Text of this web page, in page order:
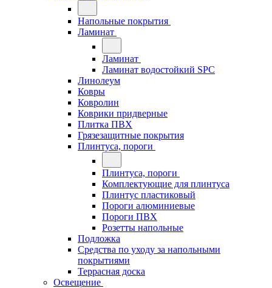
Напольные покрытия
Ламинат
Ламинат
Ламинат водостойкий SPC
Линолеум
Ковры
Ковролин
Коврики придверные
Плитка ПВХ
Грязезащитные покрытия
Плинтуса, пороги
Плинтуса, пороги
Комплектующие для плинтуса
Плинтус пластиковый
Пороги алюминиевые
Пороги ПВХ
Розетты напольные
Подложка
Средства по уходу за напольными
покрытиями
Террасная доска
Освещение